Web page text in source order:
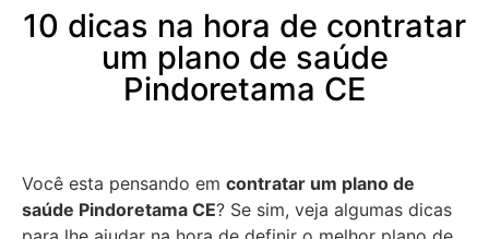
10 dicas na hora de contratar
um plano de saúde
Pindoretama CE
Você esta pensando em contratar um plano de
saúde Pindoretama CE? Se sim, veja algumas dicas